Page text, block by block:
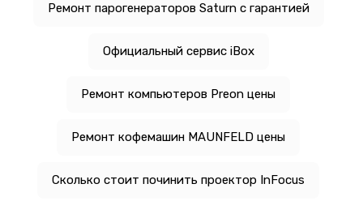
Ремонт парогенераторов Saturn с гарантией
Официальный сервис iBox
Ремонт компьютеров Preon цены
Ремонт кофемашин MAUNFELD цены
Сколько стоит починить проектор InFocus